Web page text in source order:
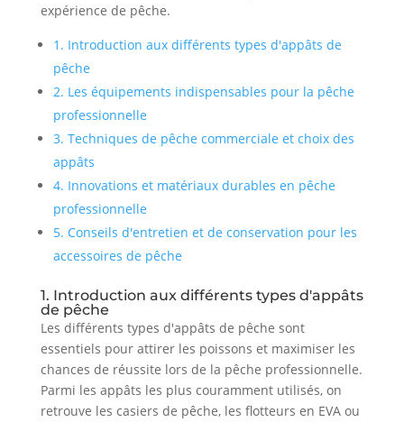
expérience de pêche.
1. Introduction aux différents types d'appâts de
pêche
2. Les équipements indispensables pour la pêche
professionnelle
3. Techniques de pêche commerciale et choix des
appâts
4. Innovations et matériaux durables en pêche
professionnelle
5. Conseils d'entretien et de conservation pour les
accessoires de pêche
1. Introduction aux différents types d'appâts
de pêche
Les différents types d'appâts de pêche sont
essentiels pour attirer les poissons et maximiser les
chances de réussite lors de la pêche professionnelle.
Parmi les appâts les plus couramment utilisés, on
retrouve les casiers de pêche, les flotteurs en EVA ou